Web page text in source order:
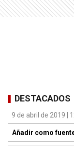
DESTACADOS
9 de abril de 2019 |
Añadir como